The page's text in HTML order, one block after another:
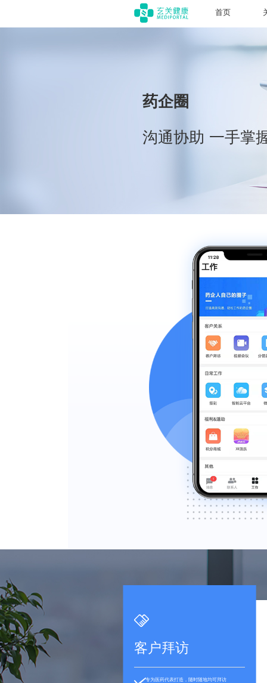
首页
药企圈
沟通协助 一手掌
客户拜访
专为医药代表打造，随时随地均可拜访